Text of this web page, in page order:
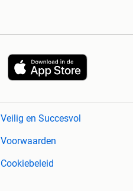
Veilig en Succesvol
Voorwaarden
Cookiebeleid